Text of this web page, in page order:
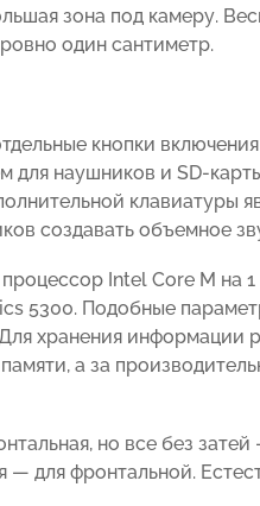
зона под камеру.
один сантиметр.
кнопки
для наушников и SD-
клавиатуры
создавать объемное
Intel Core M на
5300. Подобные
хранения информации
а за
но все без
— для фронтальной.